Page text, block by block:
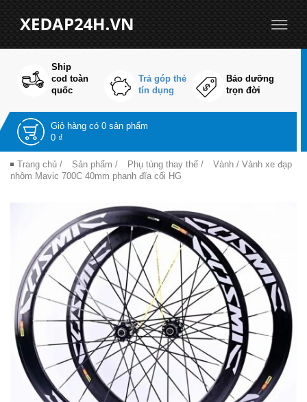
Ship
cod toàn
quốc
Trả góp thẻ
tín dụng
Bảo dưỡng
trọn đời
Giỏ hàng có 0 sản phẩm
0 ₫
Trang chủ / Sản phẩm / Phụ tùng thay thế / Vành / Vành xe đạp
nhôm Mavic 700C 40mm phanh đĩa cối HG